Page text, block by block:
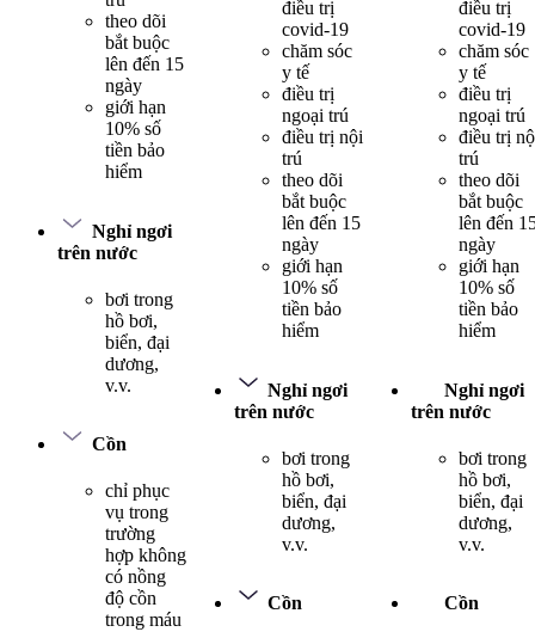
theo dõi
bắt buộc
lên đến 15
ngày
giới hạn
10% số
tiền bảo
hiểm
Nghỉ ngơi
trên nước
bơi trong
hồ bơi,
biển, đại
dương,
v.v.
Cồn
chỉ phục
vụ trong
trường
hợp không
có nồng
độ cồn
trong máu
điều trị
covid-19
chăm sóc
y tế
điều trị
ngoại trú
điều trị nội
trú
theo dõi
bắt buộc
lên đến 15
ngày
giới hạn
10% số
tiền bảo
hiểm
Nghỉ ngơi
trên nước
bơi trong
hồ bơi,
biển, đại
dương,
v.v.
Cồn
điều trị
covid-19
chăm sóc
y tế
điều trị
ngoại trú
điều trị
trú
theo dõi
bắt buộc
lên đến
ngày
giới hạn
10% số
tiền bảo
hiểm
Nghỉ ngơi
trên nước
bơi trong
hồ bơi,
biển, đại
dương,
v.v.
Cồn